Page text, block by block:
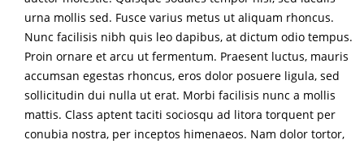
urna mollis sed. Fusce varius metus ut aliquam rhoncus.
Nunc facilisis nibh quis leo dapibus, at dictum odio tempus.
Proin ornare et arcu ut fermentum. Praesent luctus, mauris
accumsan egestas rhoncus, eros dolor posuere ligula, sed
sollicitudin dui nulla ut erat. Morbi facilisis nunc a mollis
mattis. Class aptent taciti sociosqu ad litora torquent per
conubia nostra, per inceptos himenaeos. Nam dolor tortor,